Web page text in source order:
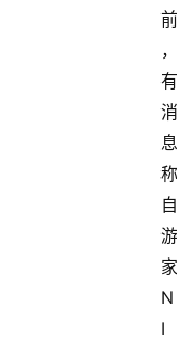
前
，
有
消
息
称
自
游
家
N
I